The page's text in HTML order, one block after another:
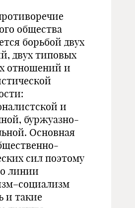
общества
борьбой двух
двух типовых
отношений и
и
буржуазно-
Основная
сил поэтому
линии
и такие